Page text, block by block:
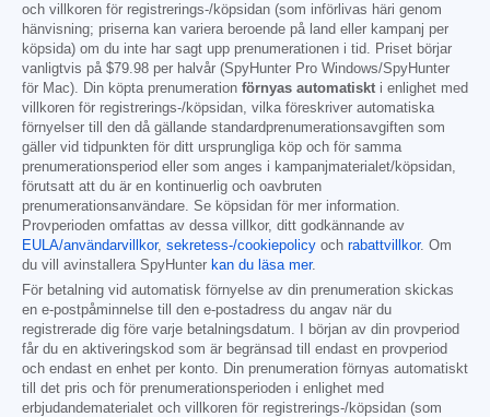
och villkoren för registrerings-/köpsidan (som införlivas häri genom
hänvisning; priserna kan variera beroende på land eller kampanj per
köpsida) om du inte har sagt upp prenumerationen i tid. Priset börjar
vanligtvis på $79.98 per halvår (SpyHunter Pro Windows/SpyHunter
för Mac). Din köpta prenumeration förnyas automatiskt i enlighet med
villkoren för registrerings-/köpsidan, vilka föreskriver automatiska
förnyelser till den då gällande standardprenumerationsavgiften som
gäller vid tidpunkten för ditt ursprungliga köp och för samma
prenumerationsperiod eller som anges i kampanjmaterialet/köpsidan,
förutsatt att du är en kontinuerlig och oavbruten
prenumerationsanvändare. Se köpsidan för mer information.
Provperioden omfattas av dessa villkor, ditt godkännande av
EULA/användarvillkor, sekretess-/cookiepolicy och rabattvillkor. Om
du vill avinstallera SpyHunter kan du läsa mer.
För betalning vid automatisk förnyelse av din prenumeration skickas
en e-postpåminnelse till den e-postadress du angav när du
registrerade dig före varje betalningsdatum. I början av din provperiod
får du en aktiveringskod som är begränsad till endast en provperiod
och endast en enhet per konto. Din prenumeration förnyas automatiskt
till det pris och för prenumerationsperioden i enlighet med
erbjudandematerialet och villkoren för registrerings-/köpsidan (som